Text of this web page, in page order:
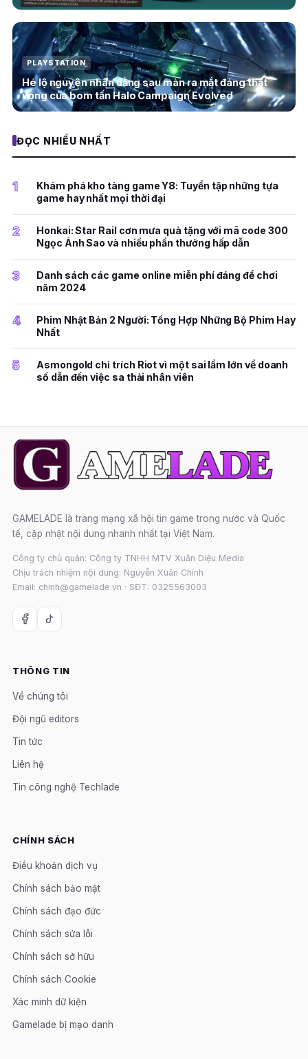
PLAYSTATION
Hé lộ nguyên nhân đằng sau màn ra mắt đáng thất
vọng của bom tấn Halo Campaign Evolved
ĐỌC NHIỀU NHẤT
1
Khám phá kho tàng game Y8: Tuyển tập những tựa
game hay nhất mọi thời đại
2
Honkai: Star Rail cơn mưa quà tặng với mã code 300
Ngọc Ánh Sao và nhiều phần thưởng hấp dẫn
3
Danh sách các game online miễn phí đáng để chơi
năm 2024
4
Phim Nhật Bản 2 Người: Tổng Hợp Những Bộ Phim Hay
Nhất
5
Asmongold chỉ trích Riot vì một sai lầm lớn về doanh
số dẫn đến việc sa thải nhân viên
GAMELADE là trang mạng xã hội tin game trong nước và Quốc
tế, cập nhật nội dung nhanh nhất tại Việt Nam.
Công ty chủ quản: Công ty TNHH MTV Xuân Diệu Media
Chịu trách nhiệm nội dung: Nguyễn Xuân Chính
Email: chinh@gamelade.vn · SĐT: 0325563003
THÔNG TIN
Về chúng tôi
Đội ngũ editors
Tin tức
Liên hệ
Tin công nghệ Techlade
CHÍNH SÁCH
Điều khoản dịch vụ
Chính sách bảo mật
Chính sách đạo đức
Chính sách sửa lỗi
Chính sách sở hữu
Chính sách Cookie
Xác minh dữ kiện
Gamelade bị mạo danh